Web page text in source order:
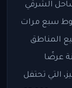
الشرقي
سبع مرات
المناطق
عرضًا
التي تحتفل